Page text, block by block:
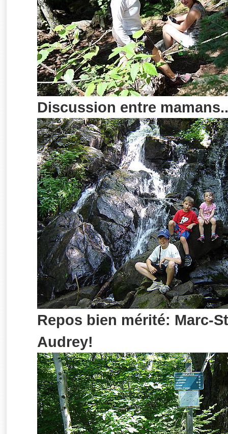
Discussion entre
Repos bien mérité: Marc-
Audrey!